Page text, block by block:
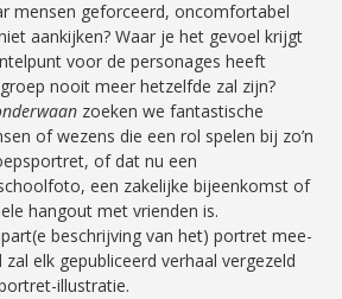
mensen geforceerd, oncomfortabel
aankijken? Waar je het gevoel krijgt
voor de personages heeft
nooit meer hetzelfde zal zijn?
zoeken we fantastische
of wezens die een rol spelen bij zo’n
of dat nu een
een zakelijke bijeen­komst of
hangout met vrienden is.
beschrijving van het) portret mee­
elk gepubliceerd verhaal vergezeld
illustratie.